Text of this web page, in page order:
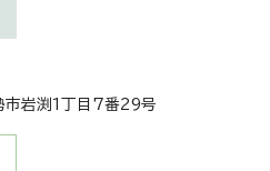
岩渕1丁目7番29号